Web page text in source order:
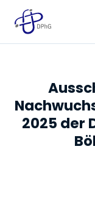
2025 der